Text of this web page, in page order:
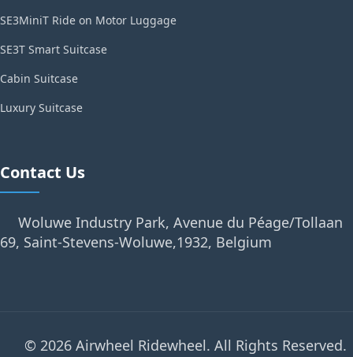
SE3MiniT Ride on Motor Luggage
SE3T Smart Suitcase
Cabin Suitcase
Luxury Suitcase
Contact Us
Woluwe Industry Park, Avenue du Péage/Tollaan
69, Saint-Stevens-Woluwe,1932, Belgium
© 2026 Airwheel Ridewheel. All Rights Reserved.